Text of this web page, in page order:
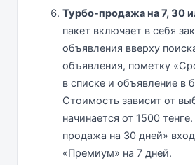
Турбо-продажа на 7, 30
пакет включает в себя
объявления вверху
объявления, пометку
в списке и объявление в
Стоимость зависит от
начинается от 1500
продажа на 30 дней»
«Премиум» на 7 дней.